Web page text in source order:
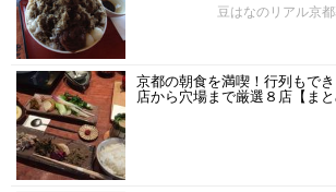
豆はなのリアル京
京都の朝食を満喫！行列もで
店から穴場まで厳選８店【まと